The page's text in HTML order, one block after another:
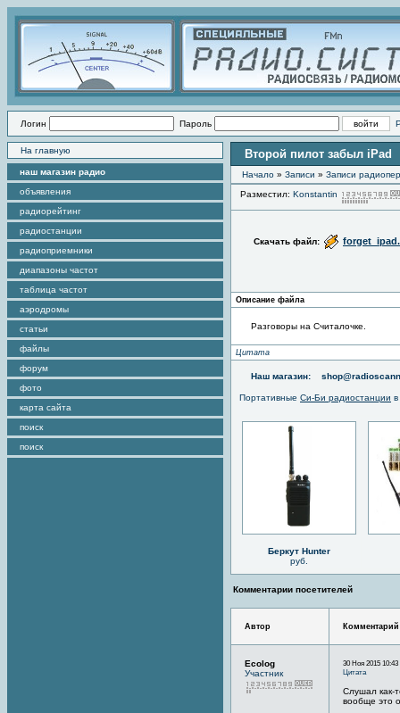
Логин Пароль
На главную
наш магазин радио
объявления
радиорейтинг
радиостанции
радиоприемники
диапазоны частот
таблица частот
аэродромы
статьи
файлы
форум
фото
карта сайта
поиск
поиск
Второй пилот забыл iPad
Начало » Записи » Записи
Разместил: Konstantin
Скачать файл:
Описание файла
Разговоры на Считалочке.
Цитата
Наш магазин:
Портативные Си-Би радиостанции
Беркут Hunter
руб.
Комментарии посетителей
Автор Комментарий
Ecolog
Участник
30 Ноя 2015 10:43
Цитата
Слушал как-
вообще это